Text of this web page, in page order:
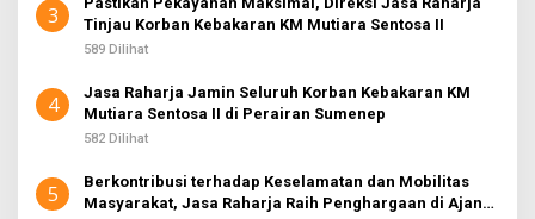
3
Tinjau Korban Kebakaran KM Mutiara Sentosa II
589 Dilihat
4
Jasa Raharja Jamin Seluruh Korban Kebakaran KM
Mutiara Sentosa II di Perairan Sumenep
582 Dilihat
5
Berkontribusi terhadap Keselamatan dan Mobilitas
Masyarakat, Jasa Raharja Raih Penghargaan di Ajang